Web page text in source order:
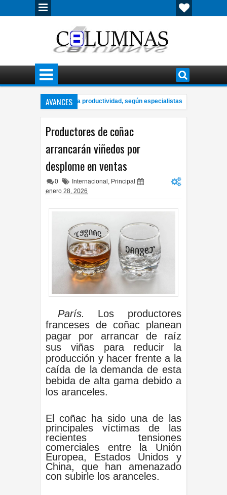
AVANCES
el aprendizaje y la productividad, según especialistas
Productores de coñac
arrancarán viñedos por
desplome en ventas
0 Internacional , Principal
enero 28, 2026
París. Los productores
franceses de coñac planean
pagar por arrancar de ‌raíz
sus viñas para reducir la
producción y hacer frente a la
caída de la demanda de esta
bebida de alta gama debido a
los aranceles.
El coñac ha sido una de las
principales víctimas de las
recientes tensiones
comerciales entre la Unión
Europea, Estados Unidos y
China, que han ‌amenazado
con subirle ⁠los aranceles.